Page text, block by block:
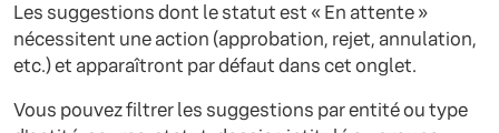
Les suggestions dont le statut est « En attente »
nécessitent une action (approbation, rejet, annulation,
etc.) et apparaîtront par défaut dans cet onglet.
Vous pouvez filtrer les suggestions par entité ou type